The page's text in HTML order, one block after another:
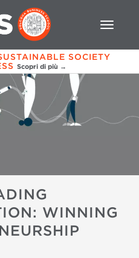
SOCIETY
Scopri di più →
WINNING